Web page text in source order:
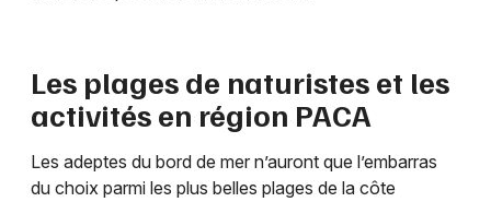
Les plages de naturistes et les
activités en région PACA
Les adeptes du bord de mer n’auront que l’embarras
du choix parmi les plus belles plages de la côte